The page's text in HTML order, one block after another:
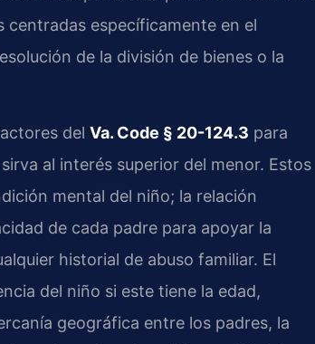
centradas específicamente en el
de la división de bienes o la
del Va. Code § 20-124.3 para
al interés superior del menor. Estos
mental del niño; la relación
de cada padre para apoyar la
historial de abuso familiar. El
del niño si este tiene la edad,
geográfica entre los padres, la